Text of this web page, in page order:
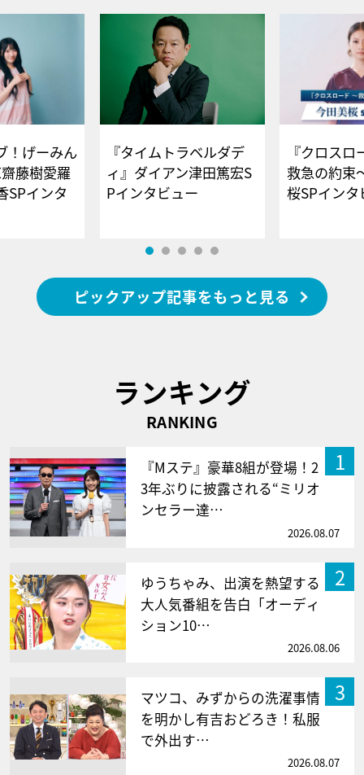
！げーみん
藤樹愛羅
SPインタ
『タイムトラベルダデ
ィ』ダイアン津田篤宏S
Pインタビュー
『クロス
救急の約束
桜SPイ
ピックアップ記事をもっと見る
ランキング
RANKING
1
『Mステ』豪華8組が登場！2
3年ぶりに披露される“ミリオ
ンセラー達…
2026.08.07
2
ゆうちゃみ、出演を熱望する
大人気番組を告白「オーディ
ション10…
2026.08.06
3
マツコ、みずからの洗濯事情
を明かし有吉おどろき！私服
で外出す…
2026.08.07